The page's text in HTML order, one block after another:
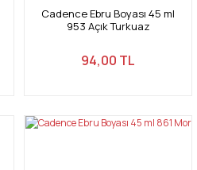
Cadence Ebru Boyası 45 ml
953 Açık Turkuaz
94,00 TL